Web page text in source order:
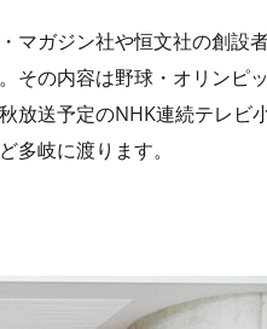
マガジン社や恒文社の創設
その内容は野球・オリンピ
放送予定のNHK連続テレビ
多岐に渡ります。